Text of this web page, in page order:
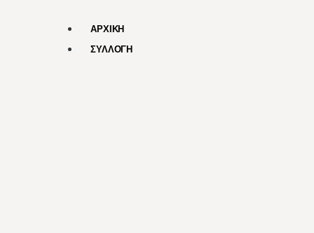
ΑΡΧΙΚΗ
ΣΥΛΛΟΓΗ